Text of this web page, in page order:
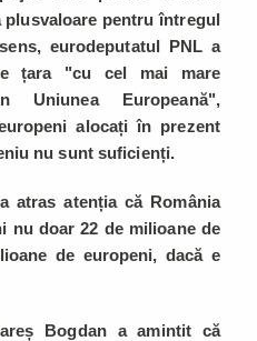
plusvaloare pentru întregul
eurodeputatul PNL a
țara "cu cel mai mare
Uniunea Europeană",
alocați în prezent
nu sunt suficienți.
atras atenția că România
nu doar 22 de milioane de
de europeni, dacă e
Bogdan a amintit că